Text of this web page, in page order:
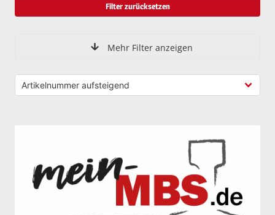
Filter zurücksetzen
Mehr Filter anzeigen